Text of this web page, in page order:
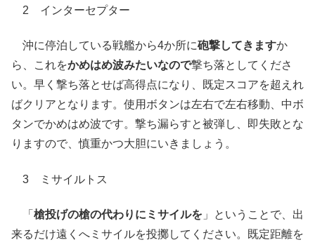
2 インターセプター
沖に停泊している戦艦から4か所に砲撃してきますか
ら、これをかめはめ波みたいなので撃ち落としてくださ
い。早く撃ち落とせば高得点になり、既定スコアを超えれ
ばクリアとなります。使用ボタンは左右で左右移動、中ボ
タンでかめはめ波です。撃ち漏らすと被弾し、即失敗とな
りますので、慎重かつ大胆にいきましょう。
3 ミサイルトス
「 槍投げの槍の代わりにミサイルを 」ということで、出
来るだけ遠くへミサイルを投擲してください。既定距離を